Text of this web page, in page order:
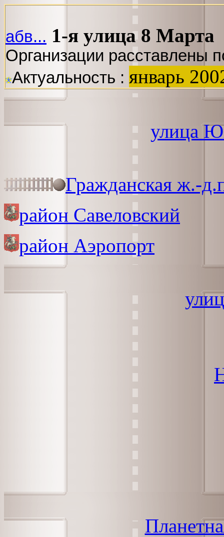
абв... 1-я улица 8 Марта
Организации расставлены
Актуальность : январь
улица
Гражданская ж.-
район Савеловский
район Аэропорт